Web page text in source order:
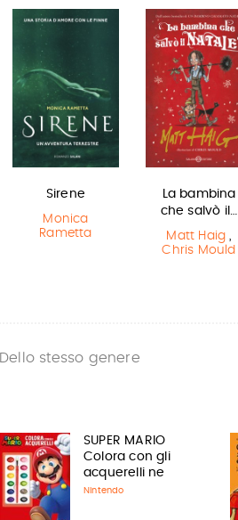
Sirene
Monica
Rametta
La bambina
che salvò il…
Matt Haig ,
Chris Mould
Dello stesso genere
SUPER MARIO
Colora con gli
acquerelli ne
Nintendo